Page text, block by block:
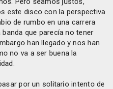
este disco con la perspectiva
de rumbo en una carrera
que parecía no tener
han llegado y nos han
no va a ser buena la
por un solitario intento de